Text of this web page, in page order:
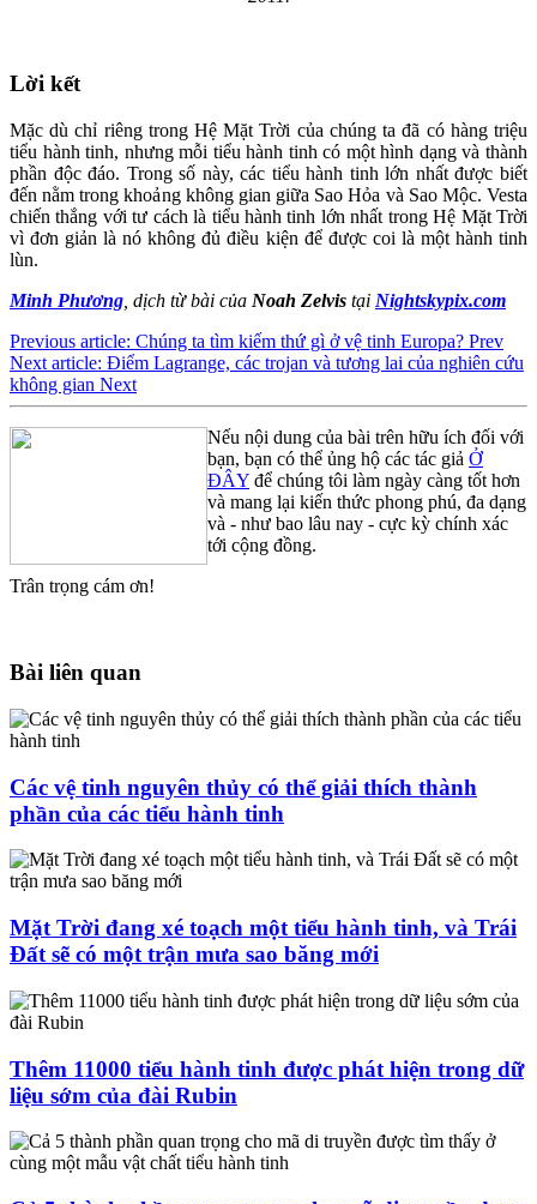
Lời kết
Mặc dù chỉ riêng trong Hệ Mặt Trời của chúng ta đã có hàng triệu
tiểu hành tinh, nhưng mỗi tiểu hành tinh có một hình dạng và thành
phần độc đáo. Trong số này, các tiểu hành tinh lớn nhất được biết
đến nằm trong khoảng không gian giữa Sao Hỏa và Sao Mộc. Vesta
chiến thắng với tư cách là tiểu hành tinh lớn nhất trong Hệ Mặt Trời
vì đơn giản là nó không đủ điều kiện để được coi là một hành tinh
lùn.
Minh Phương , dịch từ bài của Noah Zelvis tại Nightskypix.com
Previous article: Chúng ta tìm kiếm thứ gì ở vệ tinh Europa? Prev
Next article: Điểm Lagrange, các trojan và tương lai của nghiên cứu
không gian Next
Nếu nội dung của bài trên hữu ích đối với
bạn, bạn có thể ủng hộ các tác giả Ở
ĐÂY để chúng tôi làm ngày càng tốt hơn
và mang lại kiến thức phong phú, đa dạng
và - như bao lâu nay - cực kỳ chính xác
tới cộng đồng.
Trân trọng cám ơn!
Bài liên quan
Các vệ tinh nguyên thủy có thể giải thích thành
phần của các tiểu hành tinh
Mặt Trời đang xé toạch một tiểu hành tinh, và Trái
Đất sẽ có một trận mưa sao băng mới
Thêm 11000 tiểu hành tinh được phát hiện trong dữ
liệu sớm của đài Rubin